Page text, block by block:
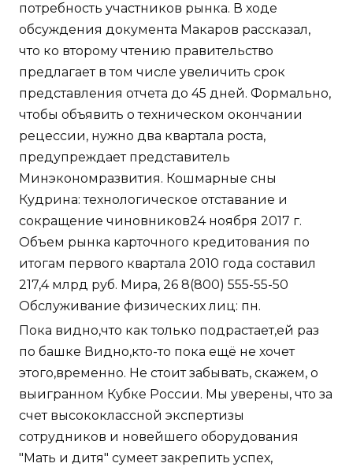
потребность участников рынка. В ходе
обсуждения документа Макаров рассказал,
что ко второму чтению правительство
предлагает в том числе увеличить срок
представления отчета до 45 дней. Формально,
чтобы объявить о техническом окончании
рецессии, нужно два квартала роста,
предупреждает представитель
Минэкономразвития. Кошмарные сны
Кудрина: технологическое отставание и
сокращение чиновников24 ноября 2017 г.
Объем рынка карточного кредитования по
итогам первого квартала 2010 года составил
217,4 млрд руб. Мира, 26 8(800) 555-55-50
Обслуживание физических лиц: пн.
Пока видно,что как только подрастает,ей раз
по башке Видно,кто-то пока ещё не хочет
этого,временно. Не стоит забывать, скажем, о
выигранном Кубке России. Мы уверены, что за
счет высококлассной экспертизы
сотрудников и новейшего оборудования
"Мать и дитя" сумеет закрепить успех,